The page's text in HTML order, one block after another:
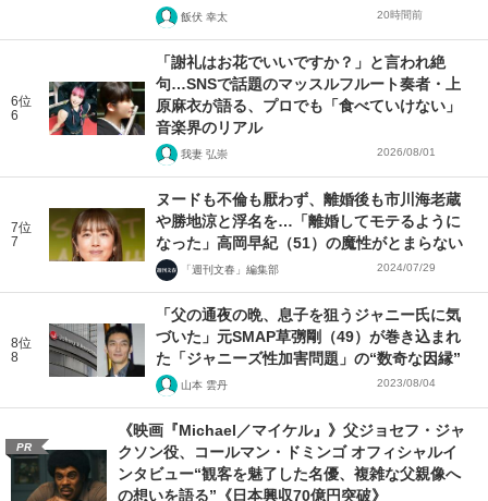
飯伏 幸太 20時間前
6位
6
「謝礼はお花でいいですか？」と言われ絶
句…SNSで話題のマッスルフルート奏者・上
原麻衣が語る、プロでも「食べていけない」
音楽界のリアル
我妻 弘崇 2026/08/01
7位
7
ヌードも不倫も厭わず、離婚後も市川海老蔵
や勝地涼と浮名を…「離婚してモテるように
なった」高岡早紀（51）の魔性がとまらない
「週刊文春」編集部 2024/07/29
8位
8
「父の通夜の晩、息子を狙うジャニー氏に気
づいた」元SMAP草彅剛（49）が巻き込まれ
た「ジャニーズ性加害問題」の“数奇な因縁”
山本 雲丹 2023/08/04
PR
《映画『Michael／マイケル』》父ジョセフ・ジャ
クソン役、コールマン・ドミンゴ オフィシャルイ
ンタビュー“観客を魅了した名優、複雑な父親像へ
の想いを語る”《日本興収70億円突破》